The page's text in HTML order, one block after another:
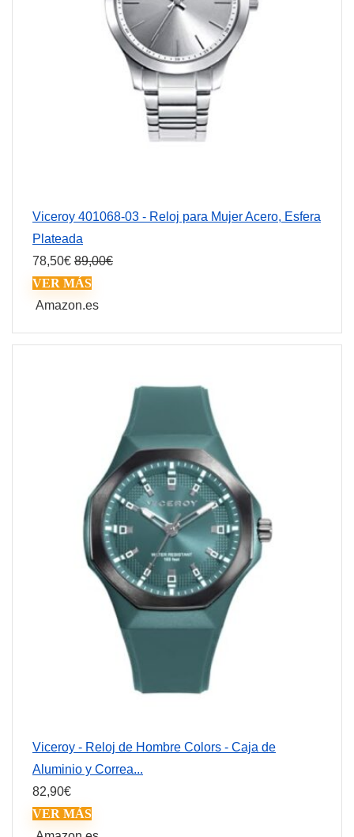
Viceroy 401068-03 - Reloj para Mujer Acero, Esfera
Plateada
78,50€ 89,00€
VER MÁS
Amazon.es
Viceroy - Reloj de Hombre Colors - Caja de
Aluminio y Correa...
82,90€
VER MÁS